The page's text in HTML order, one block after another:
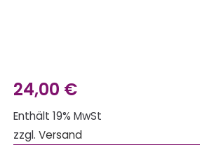
24,00 €
Enthält 19% MwSt
zzgl. Versand